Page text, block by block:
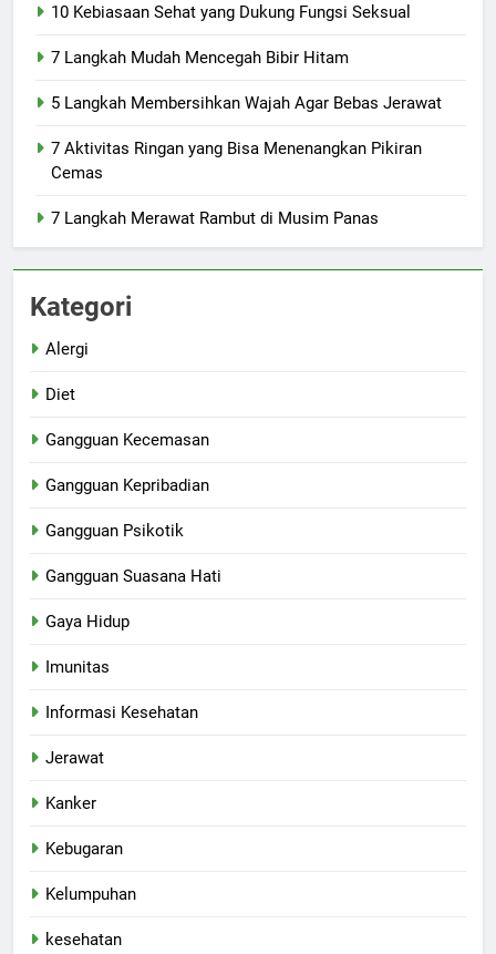
10 Kebiasaan Sehat yang Dukung Fungsi Seksual
7 Langkah Mudah Mencegah Bibir Hitam
5 Langkah Membersihkan Wajah Agar Bebas Jerawat
7 Aktivitas Ringan yang Bisa Menenangkan Pikiran
Cemas
7 Langkah Merawat Rambut di Musim Panas
Kategori
Alergi
Diet
Gangguan Kecemasan
Gangguan Kepribadian
Gangguan Psikotik
Gangguan Suasana Hati
Gaya Hidup
Imunitas
Informasi Kesehatan
Jerawat
Kanker
Kebugaran
Kelumpuhan
kesehatan